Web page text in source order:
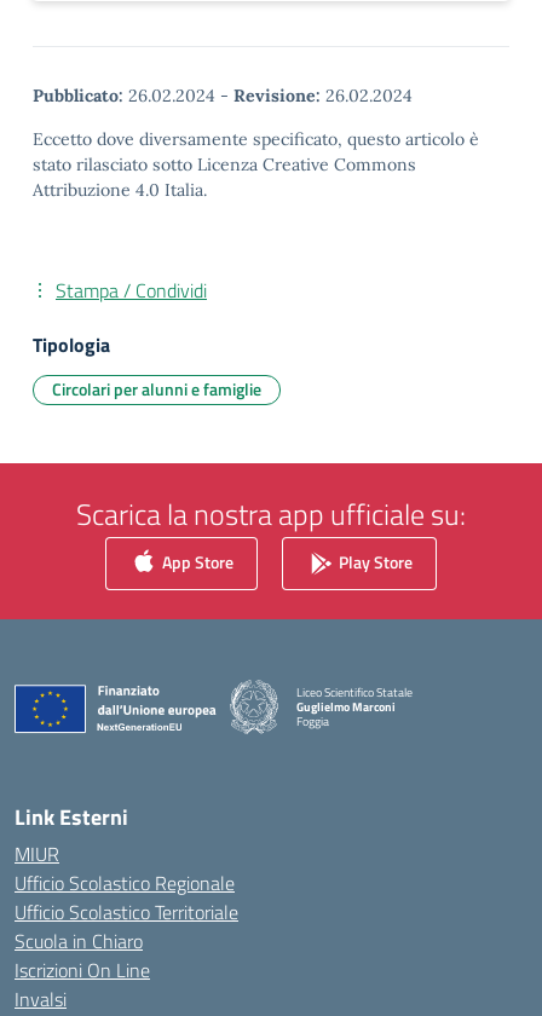
Pubblicato: 26.02.2024 - Revisione: 26.02.2024
Eccetto dove diversamente specificato, questo articolo è
stato rilasciato sotto Licenza Creative Commons
Attribuzione 4.0 Italia.
Stampa / Condividi
Tipologia
Circolari per alunni e famiglie
Scarica la nostra app ufficiale su:
App Store Play Store
Liceo Scientifico Statale
Guglielmo Marconi
Foggia
— Visita la pagina iniziale della scuola
Link Esterni
MIUR
Ufficio Scolastico Regionale
Ufficio Scolastico Territoriale
Scuola in Chiaro
Iscrizioni On Line
Invalsi